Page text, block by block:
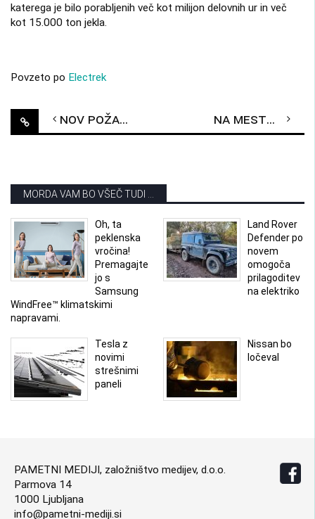
katerega je bilo porabljenih več kot milijon delovnih ur in več
kot 15.000 ton jekla.
Povzeto po Electrek
Post
navigation
Nov požar Teslinega avtomobila Na mestne avtobuse nameščajo solid-state baterije
MORDA VAM BO VŠEČ TUDI ...
Oh, ta
peklenska
vročina!
Premagajte
jo s
Samsung
WindFree™ klimatskimi
napravami.
Land Rover
Defender po
novem
omogoča
prilagoditev
na elektriko
Tesla z
novimi
strešnimi
paneli
Nissan bo
ločeval
PAMETNI MEDIJI, založništvo medijev, d.o.o.
Parmova 14
1000 Ljubljana
info@pametni-mediji.si